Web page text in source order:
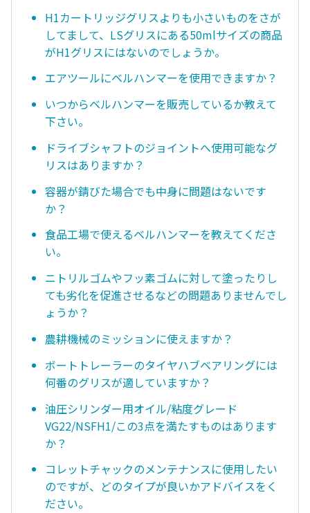
H1カートリッジグリスよりも小さいものをさが
してまして、LSグリスにある50mlサイズの商品
がH1グリスにはないのでしょうか。
エアツールにベルハンマーを使用できますか？
いつからベルハンマーを販売しているか教えて
下さい。
ドライブシャフトのジョイントへ使用可能なグ
リスはありますか？
容器が錆びた場合でも中身に問題はないです
か？
食品工場で使えるベルハンマーを教えてくださ
い。
ニトリルゴムやフッ素ゴムに対して塗ったりし
ても劣化を促進させるなどの問題ありませんでし
ょうか？
農耕機械のミッションに使えますか？
ボートトレーラーのタイヤハブベアリングには
何番のグリスが適していますか？
油圧シリンダー用オイル/粘度グレード
VG22/NSFH1/この3点を満たすものはあります
か？
コレットチャックのメンテナンスに使用したい
のですが、どのタイプが良いかアドバイスをく
ださい。